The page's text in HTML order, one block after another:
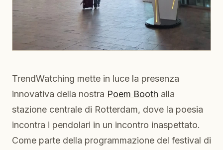
TrendWatching mette in luce la presenza
innovativa della nostra Poem Booth alla
stazione centrale di Rotterdam, dove la poesia
incontra i pendolari in un incontro inaspettato.
Come parte della programmazione del festival di